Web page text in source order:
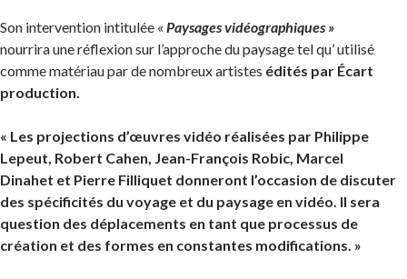
Son intervention intitulée « Paysages vidéographiques »
nourrira une réflexion sur l’approche du paysage tel qu’ utilisé
comme matériau par de nombreux artistes édités par Écart
production.
« Les projections d’œuvres vidéo réalisées par Philippe
Lepeut, Robert Cahen, Jean-François Robic, Marcel
Dinahet et Pierre Filliquet donneront l’occasion de discuter
des spécificités du voyage et du paysage en vidéo. Il sera
question des déplacements en tant que processus de
création et des formes en constantes modifications. »